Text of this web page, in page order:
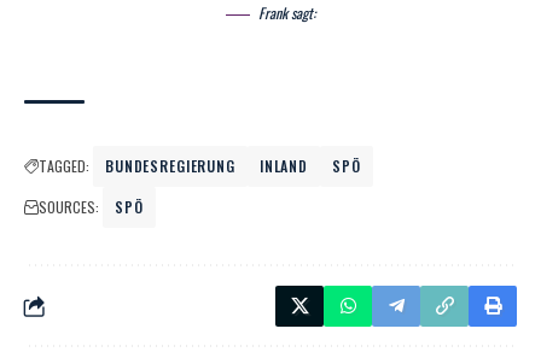
Frank sagt:
TAGGED: BUNDESREGIERUNG INLAND
SPÖ
SOURCES:
SPÖ